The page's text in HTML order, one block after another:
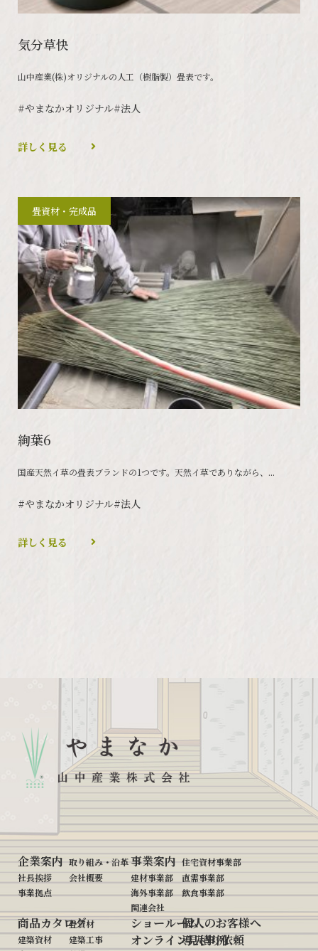
気分草快
山中産業(株)オリジナルの人工（樹脂製）畳表です。
#やまなかオリジナル#法人
詳しく見る
畳資材・完成品
絢葉6
国産天然イ草の畳表ブランドの1つです。天然イ草でありながら、...
#やまなかオリジナル#法人
詳しく見る
企業案内 取り組み・沿革
社長挨拶
会社概要
事業拠点
事業案内 住宅資材事業部
建材事業部
直需事業部
海外事業部
飲食事業部
関連会社
商品カタログ
畳資材
建築資材
建築工事
ショールーム個人のお客様へ
オンライン見積り依頼
導入事例